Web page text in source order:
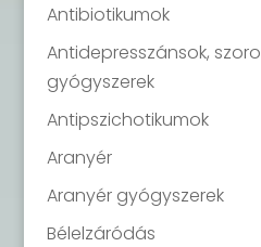
Antibiotikumok
Antidepresszánsok,
gyógyszerek
Antipszichotikumok
Aranyér
Aranyér gyógyszerek
Bélelzáródás